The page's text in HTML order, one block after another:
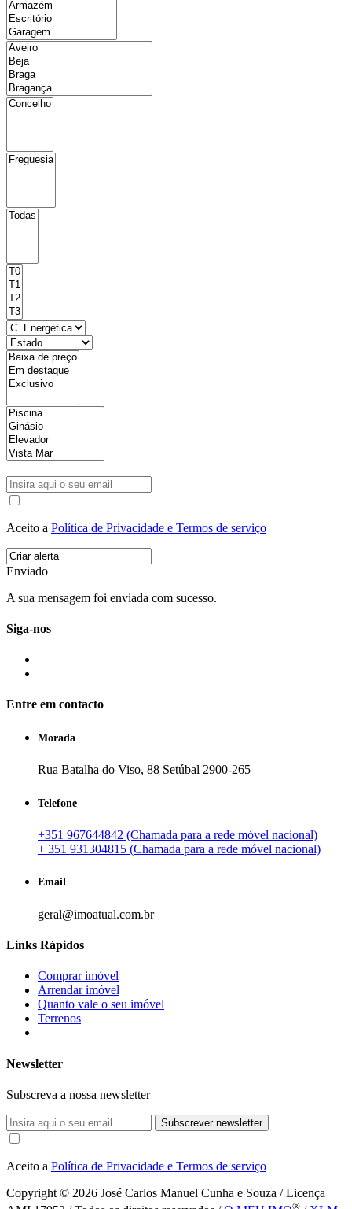
Aceito a Política de Privacidade e Termos de serviço
Enviado
A sua mensagem foi enviada com sucesso.
Siga-nos
Entre em contacto
Morada
Rua Batalha do Viso, 88 Setúbal 2900-265
Telefone
+351 967644842 (Chamada para a rede móvel nacional)
+ 351 931304815 (Chamada para a rede móvel nacional)
Email
geral@imoatual.com.br
Links Rápidos
Comprar imóvel
Arrendar imóvel
Quanto vale o seu imóvel
Terrenos
Newsletter
Subscreva a nossa newsletter
Subscrever newsletter
Aceito a Política de Privacidade e Termos de serviço
Copyright © 2026 José Carlos Manuel Cunha e Souza / Licença
®